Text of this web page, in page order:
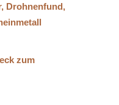
Drohnenfund,
zum